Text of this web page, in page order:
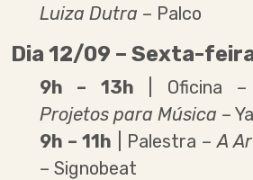
Luiza Dutra – Palco
Dia 12/09 – Sexta-
9h – 13h | Oficina –
Projetos para Música –
9h – 11h | Palestra –A
– Signobeat